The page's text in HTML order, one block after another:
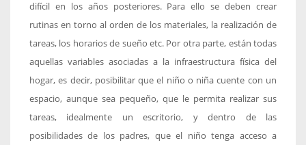
difícil en los años posteriores. Para ello se deben crear
rutinas en torno al orden de los materiales, la realización de
tareas, los horarios de sueño etc. Por otra parte, están todas
aquellas variables asociadas a la infraestructura física del
hogar, es decir, posibilitar que el niño o niña cuente con un
espacio, aunque sea pequeño, que le permita realizar sus
tareas, idealmente un escritorio, y dentro de las
posibilidades de los padres, que el niño tenga acceso a